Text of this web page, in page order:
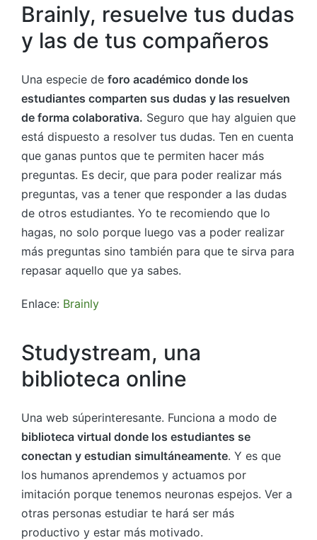
Brainly, resuelve tus dudas
y las de tus compañeros
Una especie de foro académico donde los
estudiantes comparten sus dudas y las resuelven
de forma colaborativa. Seguro que hay alguien que
está dispuesto a resolver tus dudas. Ten en cuenta
que ganas puntos que te permiten hacer más
preguntas. Es decir, que para poder realizar más
preguntas, vas a tener que responder a las dudas
de otros estudiantes. Yo te recomiendo que lo
hagas, no solo porque luego vas a poder realizar
más preguntas sino también para que te sirva para
repasar aquello que ya sabes.
Enlace: Brainly
Studystream, una
biblioteca online
Una web súperinteresante. Funciona a modo de
biblioteca virtual donde los estudiantes se
conectan y estudian simultáneamente. Y es que
los humanos aprendemos y actuamos por
imitación porque tenemos neuronas espejos. Ver a
otras personas estudiar te hará ser más
productivo y estar más motivado.